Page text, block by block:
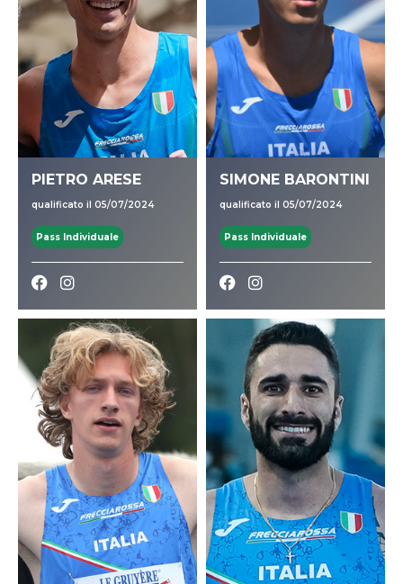
PIETRO ARESE
qualificato il 05/07/2024
Pass Individuale
SIMONE BARONTINI
qualificato il 05/07/2024
Pass Individuale